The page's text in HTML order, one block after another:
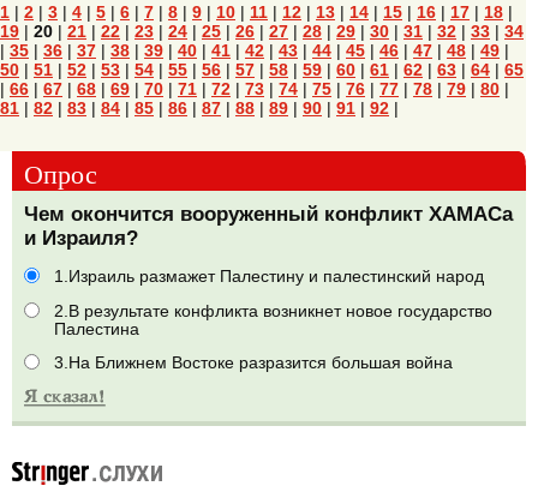
1 | 2 | 3 | 4 | 5 | 6 | 7 | 8 | 9 | 10 | 11 | 12 | 13 | 14 | 15 | 16 | 17 | 18 |
19 | 20 | 21 | 22 | 23 | 24 | 25 | 26 | 27 | 28 | 29 | 30 | 31 | 32 | 33 | 34
| 35 | 36 | 37 | 38 | 39 | 40 | 41 | 42 | 43 | 44 | 45 | 46 | 47 | 48 | 49 |
50 | 51 | 52 | 53 | 54 | 55 | 56 | 57 | 58 | 59 | 60 | 61 | 62 | 63 | 64 | 65
| 66 | 67 | 68 | 69 | 70 | 71 | 72 | 73 | 74 | 75 | 76 | 77 | 78 | 79 | 80 |
81 | 82 | 83 | 84 | 85 | 86 | 87 | 88 | 89 | 90 | 91 | 92 |
Опрос
Чем окончится вооруженный конфликт ХАМАСа
и Израиля?
1.Израиль размажет Палестину и палестинский народ
2.В результате конфликта возникнет новое государство
Палестина
3.На Ближнем Востоке разразится большая война